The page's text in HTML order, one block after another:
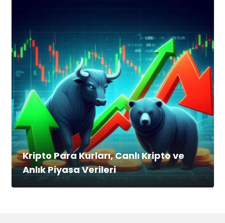
Kripto Para Kurları, Canlı Kripto ve
Anlık Piyasa Verileri